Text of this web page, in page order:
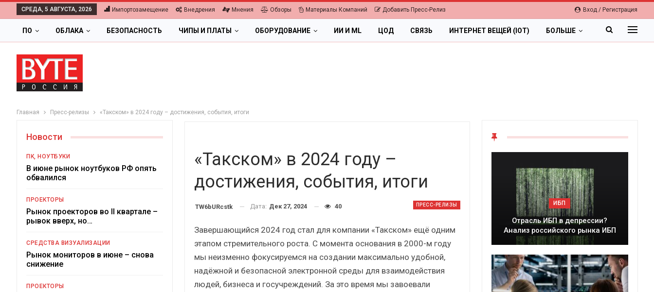
Вход / Регистрация
СРЕДА, 5 АВГУСТА, 2026 Импортозамещение Внедрения Мнения Обзоры Материалы Компаний Добавить Пресс-Релиз
ПО ОБЛАКА БЕЗОПАСНОСТЬ ЧИПЫ И ПЛАТЫ ОБОРУДОВАНИЕ ИИ И ML ЦОД СВЯЗЬ ИНТЕРНЕТ ВЕЩЕЙ (IOT) БОЛЬШЕ
Главная Пресс-релизы «Такском» в 2024 году – достижения, события, итоги
«Такском» в 2024 году –
достижения, события, итоги
ПРЕСС-РЕЛИЗЫ
TW6bURcstk Дата: Дек 27, 2024 40
Завершающийся 2024 год стал для компании «Такском» ещё одним
этапом стремительного роста. С момента основания в 2000-м году
мы неизменно фокусируемся на создании максимально удобной,
надёжной и безопасной электронной среды для взаимодействия
людей, бизнеса и госучреждений. За это время мы завоевали
Новости
ПК, НОУТБУКИ
В июне рынок ноутбуков РФ опять
обвалился
ПРОЕКТОРЫ
Рынок проекторов во II квартале –
рывок вверх, но…
СРЕДСТВА ВИЗУАЛИЗАЦИИ
Рынок мониторов в июне – снова
снижение
ПРОЕКТОРЫ
Цифровая экономика 2026.
Краткий статистический
ПК, НОУТБУКИ
российского ИТ-рынка в 2025 г.
ИБП
Анализ российского рынка ИБП
ОБЛАКА
Цифровая экономика 2026.
Краткий статистический
сборник от…